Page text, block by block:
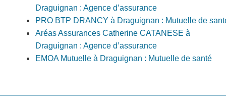
Draguignan : Agence d’assurance
PRO BTP DRANCY à Draguignan : Mutuelle de
Aréas Assurances Catherine CATANESE à
Draguignan : Agence d’assurance
EMOA Mutuelle à Draguignan : Mutuelle de santé